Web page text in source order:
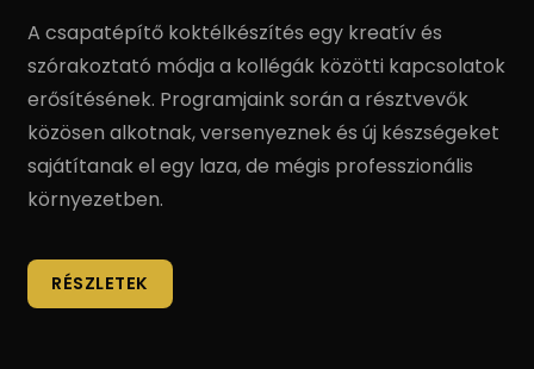
A csapatépítő koktélkészítés egy kreatív és
szórakoztató módja a kollégák közötti kapcsolatok
erősítésének. Programjaink során a résztvevők
közösen alkotnak, versenyeznek és új készségeket
sajátítanak el egy laza, de mégis professzionális
környezetben.
RÉSZLETEK